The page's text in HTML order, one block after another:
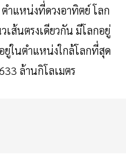
ำแหน่งที่ดวงอาทิตย์ โลก
ส้นตรงเดียวกัน มีโลกอยู่
ยู่ในตำแหน่งใกล้โลกที่สุด
ล้านกิโลเมตร